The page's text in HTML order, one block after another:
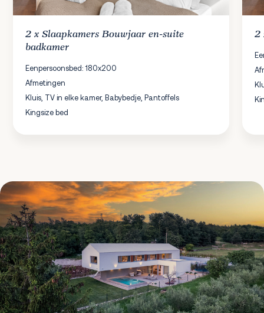
2 xSlaapkamers Bouwjaar en-suite
badkamer
Eenpersoonsbed: 180x200
Afmetingen
Kluis, TV in elke kamer, Babybedje, Pantoffels
Kingsize bed
2